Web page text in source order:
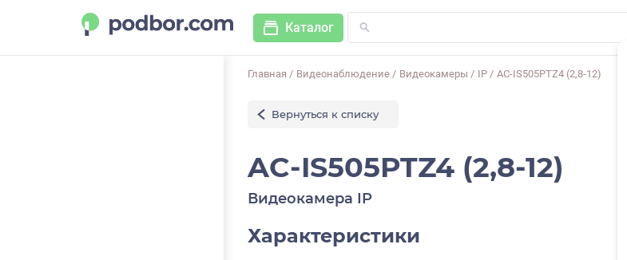
Каталог
Главная / Видеонаблюдение / Видеокамеры / IP / AC-IS505PTZ4 (2,8-12)
Вернуться к списку
AC-IS505PTZ4 (2,8-12)
Видеокамера IP
Характеристики